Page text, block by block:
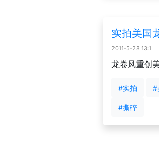
实拍美国
2011-5-28 13:1
龙卷风重创
#实拍 #
#撕碎